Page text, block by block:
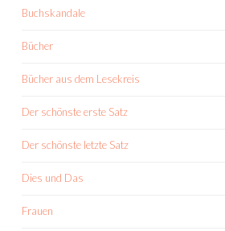
Buchskandale
Bücher
Bücher aus dem Lesekreis
Der schönste erste Satz
Der schönste letzte Satz
Dies und Das
Frauen